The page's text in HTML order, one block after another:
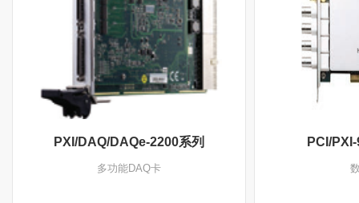
PXI/DAQ/DAQe-2200系列
多功能DAQ卡
PCI/